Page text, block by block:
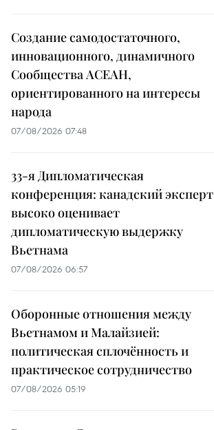
Создание самодостаточного,
инновационного, динамичного
Сообщества АСЕАН,
ориентированного на интересы
народа
07/08/2026 07:48
33-я Дипломатическая
конференция: канадский эксперт
высоко оценивает
дипломатическую выдержку
Вьетнама
07/08/2026 06:57
Оборонные отношения между
Вьетнамом и Малайзией:
политическая сплочённость и
практическое сотрудничество
07/08/2026 05:19